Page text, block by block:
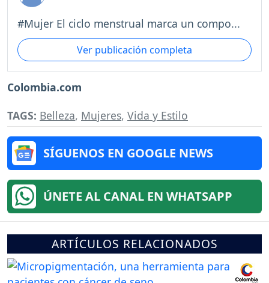
#Mujer El ciclo menstrual marca un compo...
Ver publicación completa
Colombia.com
TAGS: Belleza, Mujeres, Vida y Estilo
SÍGUENOS EN GOOGLE NEWS
ÚNETE AL CANAL EN WHATSAPP
ARTÍCULOS RELACIONADOS